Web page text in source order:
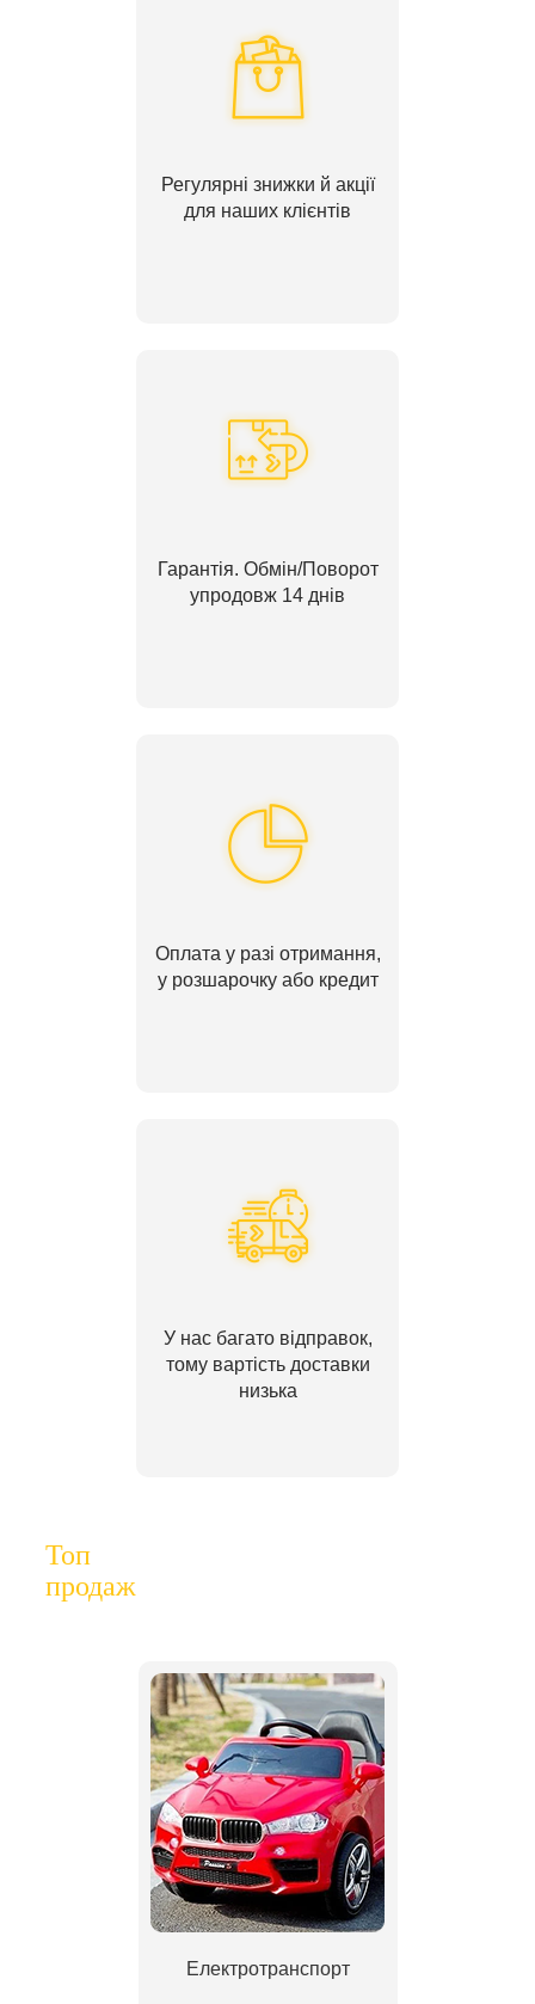
Регулярні знижки й акції
для наших клієнтів
Гарантія. Обмін/Поворот
упродовж 14 днів
Оплата у разі отримання,
у розшарочку або кредит
У нас багато відправок,
тому вартість доставки
низька
Топ
продаж
Електротранспорт